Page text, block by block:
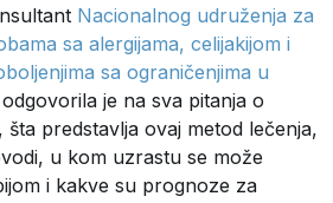
Nacionalnog udruženja za
sa alergijama, celijakijom i
sa ograničenjima u
odgovorila je na sva pitanja o
šta predstavlja ovaj metod lečenja,
u kom uzrastu se može
i kakve su prognoze za